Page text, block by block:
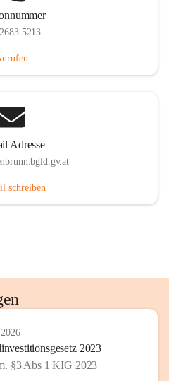
5213
Adresse
schreiben
2023
§3 Abs 1 KIG 2023